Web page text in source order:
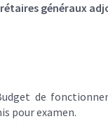
généraux
de
pour examen.